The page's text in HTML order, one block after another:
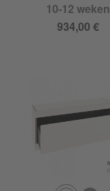
10-12 weken
934,00 €